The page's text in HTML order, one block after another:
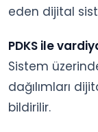
eden dijital
PDKS ile
Sistem
dağılımları
bildirilir.